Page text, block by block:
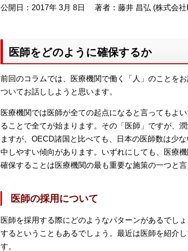
公開日：2017年 3月 8日 著者：藤井 昌弘 (株式会
医師をどのように確保するか
前回のコラムでは、医療機関で働く「人」のことを
ついてお話ししようと思います。
医療機関では医師が全ての起点になると言ってもよ
ることで全てが始まります。その「医師」ですが、
ますが、OECD諸国と比べても、日本の医師数は少
中しやすい傾向があります。いずれにしても、医療
確保することは医療機関の最も重要な施策の一つと言
医師の採用について
医師を採用する際にどのようなパターンがあるでし
するということもあるでしょう。最近は医師を紹介
す。